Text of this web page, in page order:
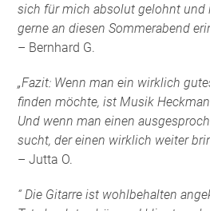
sich für mich absolut gelohnt
gerne an diesen Sommerabend
– Bernhard G.
„Fazit: Wenn man ein wirklich
finden möchte, ist Musik
Und wenn man einen
sucht, der einen wirklich weiter
– Jutta O.
“ Die Gitarre ist wohlbehalten